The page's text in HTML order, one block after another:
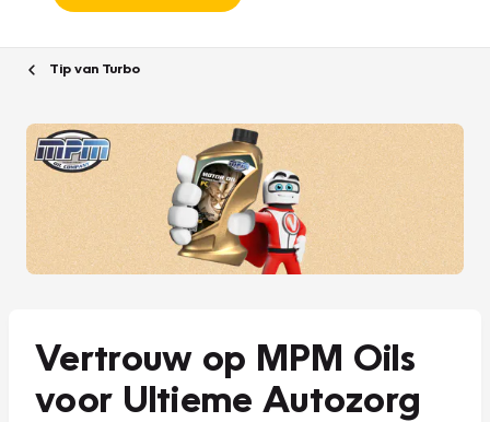
Tip van Turbo
Vertrouw op MPM Oils
voor Ultieme Autozorg